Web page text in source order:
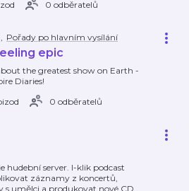
0 odběratelů
, Pořady po hlavním vysílání
epic
the greatest show on Earth -
Diaries!
0 odběratelů
hudební server. I-klik podcast
záznamy z koncertů,
s umělci a produkovat nové CD